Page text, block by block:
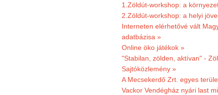
1.Zöldút-workshop: a
2.Zöldút-workshop: a helyi
Interneten elérhetővé vált
adatbázisa »
Online öko játékok »
"Stabilan, zölden, aktívan" -
Sajtóközlemény »
A Mecsekerdő Zrt. egyes
Vackor Vendégház nyári last